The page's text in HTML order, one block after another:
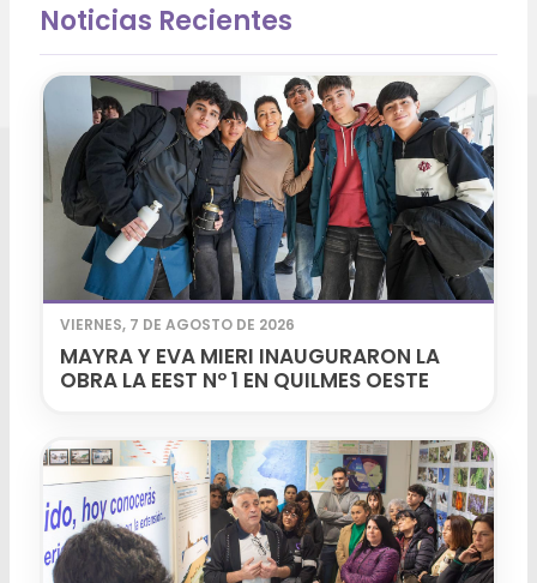
Noticias Recientes
VIERNES, 7 DE AGOSTO DE 2026
MAYRA Y EVA MIERI INAUGURARON LA
OBRA LA EEST Nº 1 EN QUILMES OESTE